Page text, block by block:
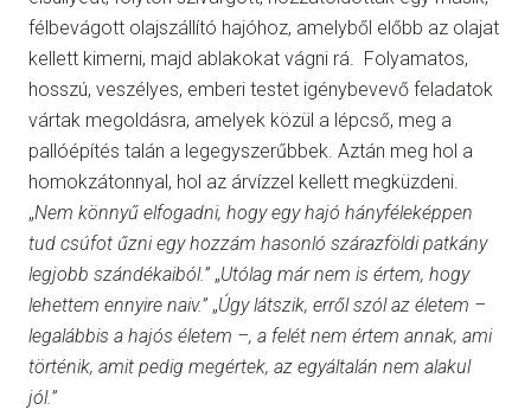
félbevágott olajszállító hajóhoz, amelyből előbb az olajat
kellett kimerni, majd ablakokat vágni rá. Folyamatos,
hosszú, veszélyes, emberi testet igénybevevő feladatok
vártak megoldásra, amelyek közül a lépcső, meg a
pallóépítés talán a legegyszerűbbek. Aztán meg hol a
homokzátonnyal, hol az árvízzel kellett megküzdeni.
„Nem könnyű elfogadni, hogy egy hajó hányféleképpen
tud csúfot űzni egy hozzám hasonló szárazföldi patkány
legjobb szándékaiból.” „Utólag már nem is értem, hogy
lehettem ennyire naiv.”„Úgy látszik, erről szól az életem –
legalábbis a hajós életem –, a felét nem értem annak, ami
történik, amit pedig megértek, az egyáltalán nem alakul
jól.”